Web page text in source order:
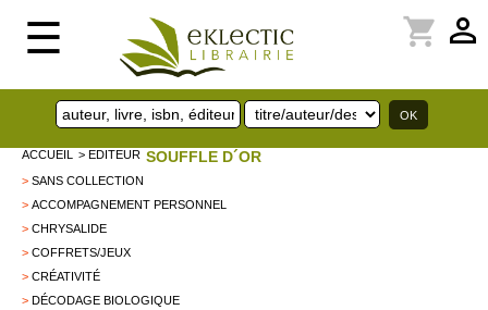
☰ perm_identity
shopping_cart
ACCUEIL > EDITEUR SOUFFLE D´OR
> SANS COLLECTION
> ACCOMPAGNEMENT PERSONNEL
> CHRYSALIDE
> COFFRETS/JEUX
> CRÉATIVITÉ
> DÉCODAGE BIOLOGIQUE